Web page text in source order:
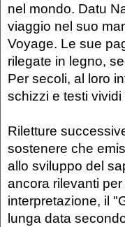
nel mondo. Datu
viaggio nel suo
Voyage. Le sue
rilegate in legno,
Per secoli, al loro
schizzi e testi
Riletture
sostenere che
allo sviluppo del
ancora rilevanti
interpretazione, il
lunga data